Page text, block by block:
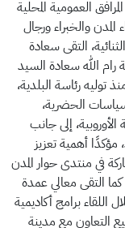
العمومية المحلية
الوزراء وعمداء المدن والخبراء ورجال
التقى سعادة
رام الله سعادة السيد
رئاسة البلدية،
الحضرية،
الأوروبية، إلى جانب
مؤكدًا أهمية تعزيز
في منتدى حوار المدن
كما التقى معالي عمدة
اللقاء برامج أكاديمية
التعاون مع مدينة